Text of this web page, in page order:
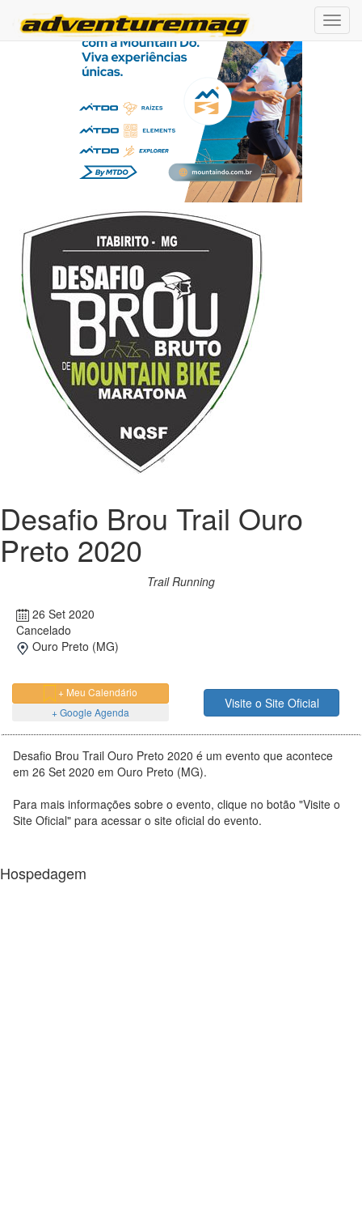
Desafio Brou Trail Ouro
Preto 2020
Trail Running
26 Set 2020
Cancelado
Ouro Preto (MG)
+ Meu Calendário
+ Google Agenda
Visite o Site Oficial
Desafio Brou Trail Ouro Preto 2020 é um evento que acontece
em 26 Set 2020 em Ouro Preto (MG).
Para mais informações sobre o evento, clique no botão "Visite o
Site Oficial" para acessar o site oficial do evento.
Hospedagem